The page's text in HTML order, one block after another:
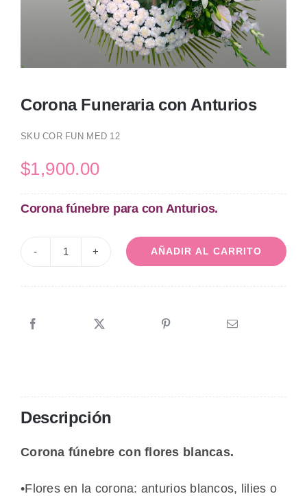
Corona Funeraria con Anturios
SKUCOR FUN MED 12
$1,900.00
Corona fúnebre para con Anturios.
Anturios
AÑADIR AL CARRITO
Descripción
Corona fúnebre con flores blancas.
•Flores en la corona: anturios blancos, lilies o